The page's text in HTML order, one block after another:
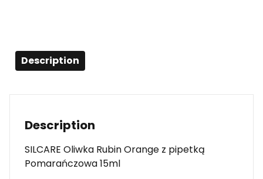
Description
Description
SILCARE Oliwka Rubin Orange z pipetką
Pomarańczowa 15ml